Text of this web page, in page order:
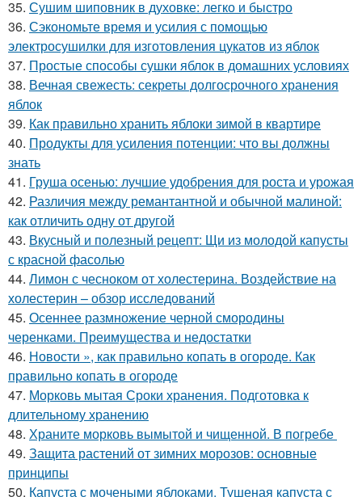
35. Сушим шиповник в духовке: легко и быстро
36. Сэкономьте время и усилия с помощью
электросушилки для изготовления цукатов из яблок
37. Простые способы сушки яблок в домашних условиях
38. Вечная свежесть: секреты долгосрочного хранения
яблок
39. Как правильно хранить яблоки зимой в квартире
40. Продукты для усиления потенции: что вы должны
знать
41. Груша осенью: лучшие удобрения для роста и урожая
42. Различия между ремантантной и обычной малиной:
как отличить одну от другой
43. Вкусный и полезный рецепт: Щи из молодой капусты
с красной фасолью
44. Лимон с чесноком от холестерина. Воздействие на
холестерин – обзор исследований
45. Осеннее размножение черной смородины
черенками. Преимущества и недостатки
46. Новости », как правильно копать в огороде. Как
правильно копать в огороде
47. Морковь мытая Сроки хранения. Подготовка к
длительному хранению
48. Храните морковь вымытой и чищенной. В погребе
49. Защита растений от зимних морозов: основные
принципы
50. Капуста с мочеными яблоками. Тушеная капуста с